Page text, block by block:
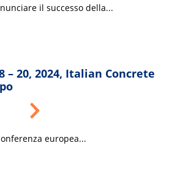
il successo della...
– 20, 2024, Italian Concrete
europea...